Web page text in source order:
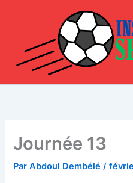
Journée 13
ParAbdoul Dembélé/